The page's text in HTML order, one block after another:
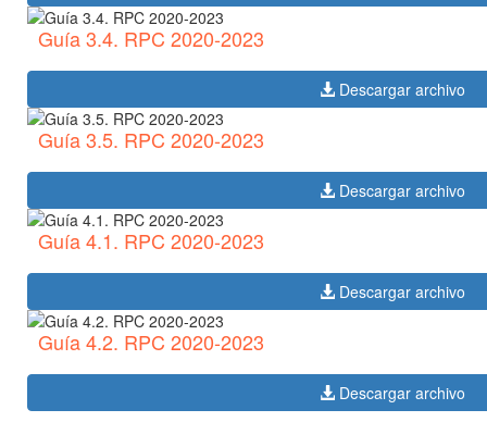
Guía 3.4. RPC 2020-2023
Descargar archivo
Guía 3.5. RPC 2020-2023
Descargar archivo
Guía 4.1. RPC 2020-2023
Descargar archivo
Guía 4.2. RPC 2020-2023
Descargar archivo